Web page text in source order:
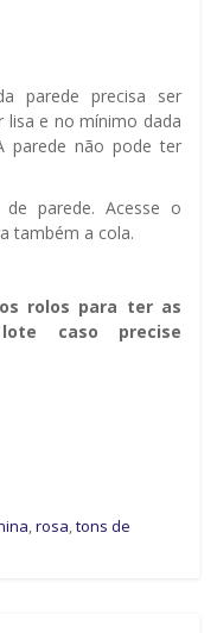
parede precisa ser
lisa e no mínimo dada
parede não pode ter
parede. Acesse o
também a cola.
rolos para ter as
caso precise
,rosa,tons de